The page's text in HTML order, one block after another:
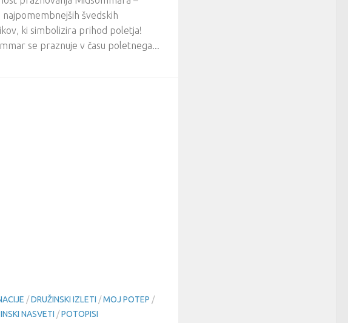
najpomembnejših švedskih
ki simbolizira prihod poletja!
se praznuje v času poletnega...
/DRUŽINSKI IZLETI /MOJ POTEP /
NASVETI /POTOPISI